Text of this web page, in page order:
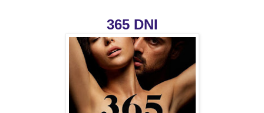
365 DNI